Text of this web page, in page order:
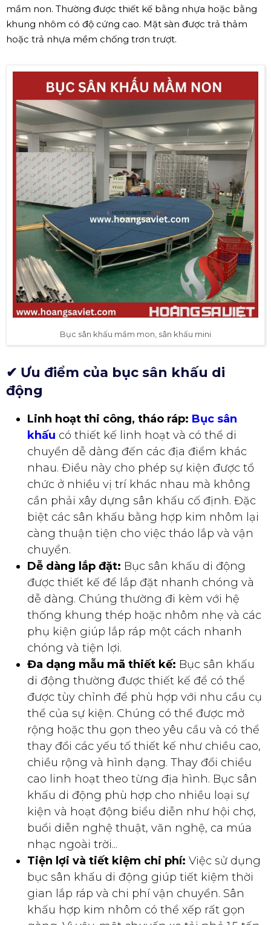
mầm non. Thường được thiết kế bằng nhựa hoặc bằng
khung nhôm có độ cứng cao. Mặt sàn được trả thảm
hoặc trả nhựa mềm chống trơn trượt.
Bục sân khấu mầm mon, sân khấu mini
✔ Ưu điểm của bục sân khấu di
động
Linh hoạt thi công, tháo ráp: Bục sân
khấu có thiết kế linh hoạt và có thể di
chuyển dễ dàng đến các địa điểm khác
nhau. Điều này cho phép sự kiện được tổ
chức ở nhiều vị trí khác nhau mà không
cần phải xây dựng sân khấu cố định. Đặc
biệt các sân khấu bằng hợp kim nhôm lại
càng thuận tiện cho việc tháo lắp và vận
chuyển.
Dễ dàng lắp đặt: Bục sân khấu di động
được thiết kế để lắp đặt nhanh chóng và
dễ dàng. Chúng thường đi kèm với hệ
thống khung thép hoặc nhôm nhẹ và các
phụ kiện giúp lắp ráp một cách nhanh
chóng và tiện lợi.
Đa dạng mẫu mã thiết kế: Bục sân khấu
di động thường được thiết kế để có thể
được tùy chỉnh để phù hợp với nhu cầu cụ
thể của sự kiện. Chúng có thể được mở
rộng hoặc thu gọn theo yêu cầu và có thể
thay đổi các yếu tố thiết kế như chiều cao,
chiều rộng và hình dạng. Thay đổi chiều
cao linh hoạt theo từng địa hình. Bục sân
khấu di động phù hợp cho nhiều loại sự
kiện và hoạt động biểu diễn như hội chợ,
buổi diễn nghệ thuật, văn nghệ, ca múa
nhạc ngoài trời...
Tiện lợi và tiết kiệm chi phí: Việc sử dụng
bục sân khấu di động giúp tiết kiệm thời
gian lắp ráp và chi phí vận chuyển. Sân
khấu hợp kim nhôm có thể xếp rất gọn